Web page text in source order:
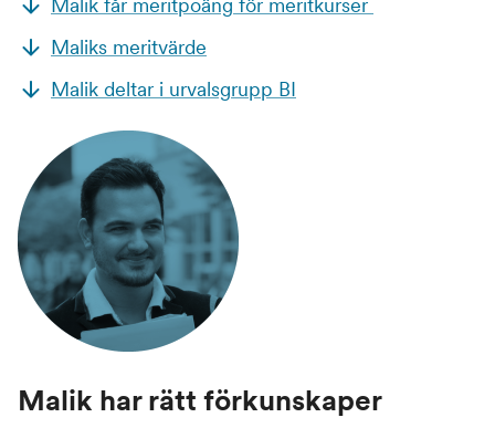
Maliks meritvärde
Malik deltar i urvalsgrupp BI
Malik har rätt förkunskaper